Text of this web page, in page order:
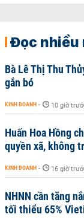
Đọc nhiều
Bà Lê Thị Thu
gắn bó
KINH DOANH - 10 giờ
Huấn Hoa Hồng
quyền xã, không
KINH DOANH - 16 giờ
NHNN cần tăng
tối thiểu 65%